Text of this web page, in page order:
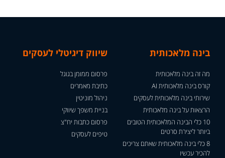
בינה מלאכותית
מה זה בינה מלאכותית
קורס בינה מלאכותית AI
שירותי בינה מלאכותית לעסקים
הרצאות על בינה מלאכותית
10 כלי הבינה המלאכותית הטובים
ביותר ליצירת סרטים
8 כלי בינה מלאכותית שאתם צריכים
להכיר עכשיו
שיווק דיגיטלי לעסקים
פרסום ממומן בגוגל
כתיבת מאמרים
ניהול מוניטין
בניית משפך שיווקי
פרסום כתבות יח"צ
טיפים לעסקים